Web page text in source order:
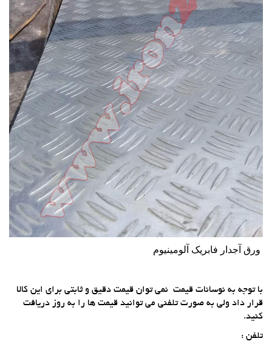
ورق آجدار فابریک آلومینیوم
با توجه به نوسانات قیمت نمی توان قیمت دقیق و ثابتی برای این کالا
قرار داد ولی به صورت تلفنی می توانید قیمت ها را به روز دریافت
کنید.
تلفن :